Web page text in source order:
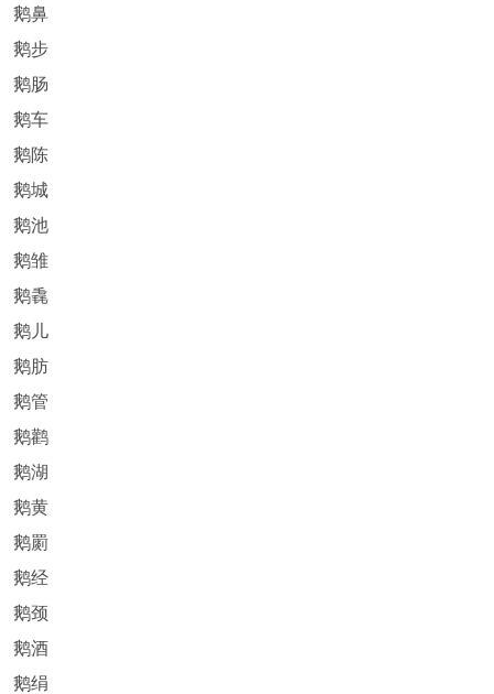
鹅鼻
鹅步
鹅肠
鹅车
鹅陈
鹅城
鹅池
鹅雏
鹅毳
鹅儿
鹅肪
鹅管
鹅鹳
鹅湖
鹅黄
鹅罽
鹅经
鹅颈
鹅酒
鹅绢